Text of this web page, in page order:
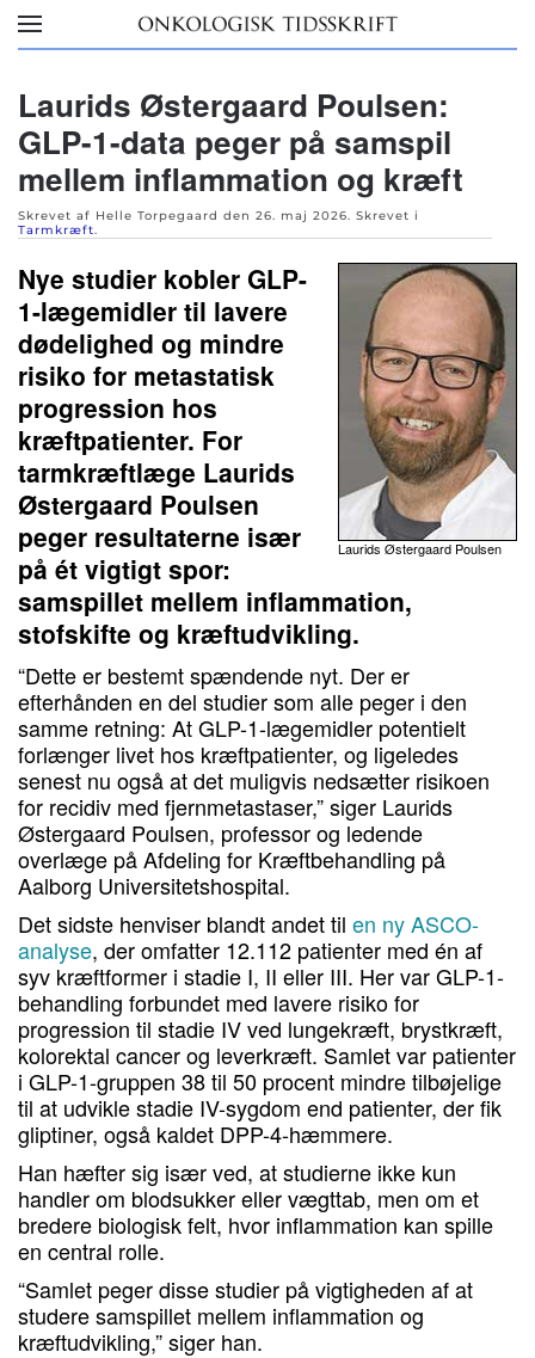
Skip to main content
Laurids Østergaard Poulsen:
GLP-1-data peger på samspil
mellem inflammation og kræft
Skrevet af Helle Torpegaard den 26. maj 2026. Skrevet i
Tarmkræft.
Laurids Østergaard Poulsen
Nye studier kobler GLP-
1-lægemidler til lavere
dødelighed og mindre
risiko for metastatisk
progression hos
kræftpatienter. For
tarmkræftlæge Laurids
Østergaard Poulsen
peger resultaterne især
på ét vigtigt spor:
samspillet mellem inflammation,
stofskifte og kræftudvikling.
“Dette er bestemt spændende nyt. Der er
efterhånden en del studier som alle peger i den
samme retning: At GLP-1-lægemidler potentielt
forlænger livet hos kræftpatienter, og ligeledes
senest nu også at det muligvis nedsætter risikoen
for recidiv med fjernmetastaser,” siger Laurids
Østergaard Poulsen, professor og ledende
overlæge på Afdeling for Kræftbehandling på
Aalborg Universitetshospital.
Det sidste henviser blandt andet til en ny ASCO-
analyse, der omfatter 12.112 patienter med én af
syv kræftformer i stadie I, II eller III. Her var GLP-1-
behandling forbundet med lavere risiko for
progression til stadie IV ved lungekræft, brystkræft,
kolorektal cancer og leverkræft. Samlet var patienter
i GLP-1-gruppen 38 til 50 procent mindre tilbøjelige
til at udvikle stadie IV-sygdom end patienter, der fik
gliptiner, også kaldet DPP-4-hæmmere.
Han hæfter sig især ved, at studierne ikke kun
handler om blodsukker eller vægttab, men om et
bredere biologisk felt, hvor inflammation kan spille
en central rolle.
“Samlet peger disse studier på vigtigheden af at
studere samspillet mellem inflammation og
kræftudvikling,” siger han.